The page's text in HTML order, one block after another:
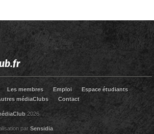
Les membres Emploi
Espace étudiants
médiaClubs Contact
2026
parSensidia